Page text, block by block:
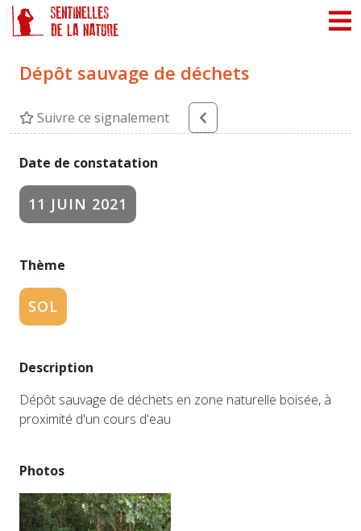
Dépôt sauvage de déchets
Suivre ce signalement
Date de constatation
11 JUIN 2021
Thème
SOL
Description
Dépôt sauvage de déchets en zone naturelle boisée, à
proximité d'un cours d'eau
Photos
Panneau de gestion des cookies